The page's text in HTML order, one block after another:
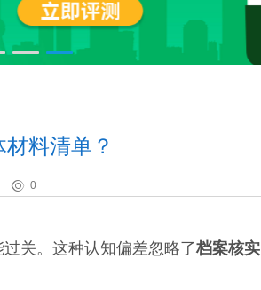
料清单？
0
关。这种认知偏差忽略了档案核实